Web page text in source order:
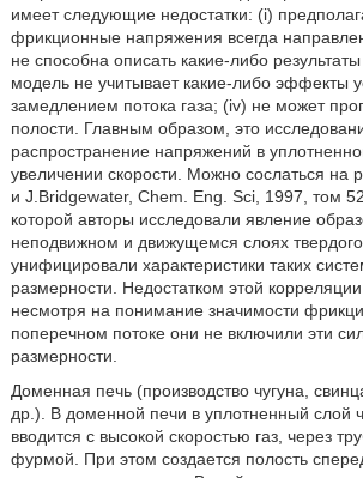
имеет следующие недостатки: (i)
фрикционные напряжения всегда
не способна описать какие-либо
модель не учитывает какие-либо эффекты
замедлением потока газа; (iv) не может
полости. Главным образом, это
распространение напряжений в
увеличении скорости. Можно сослаться на
и J.Bridgewater, Chem. Eng. Sci, 1997, том
которой авторы исследовали явление
неподвижном и движущемся слоях
унифицировали характеристики таких
размерности. Недостатком этой
несмотря на понимание значимости
поперечном потоке они не включили эти
размерности.
Доменная печь (производство чугуна,
др.). В доменной печи в уплотненный слой
вводится с высокой скоростью газ, через
фурмой. При этом создается полость